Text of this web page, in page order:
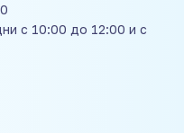
с 10:00 до 12:00 и с